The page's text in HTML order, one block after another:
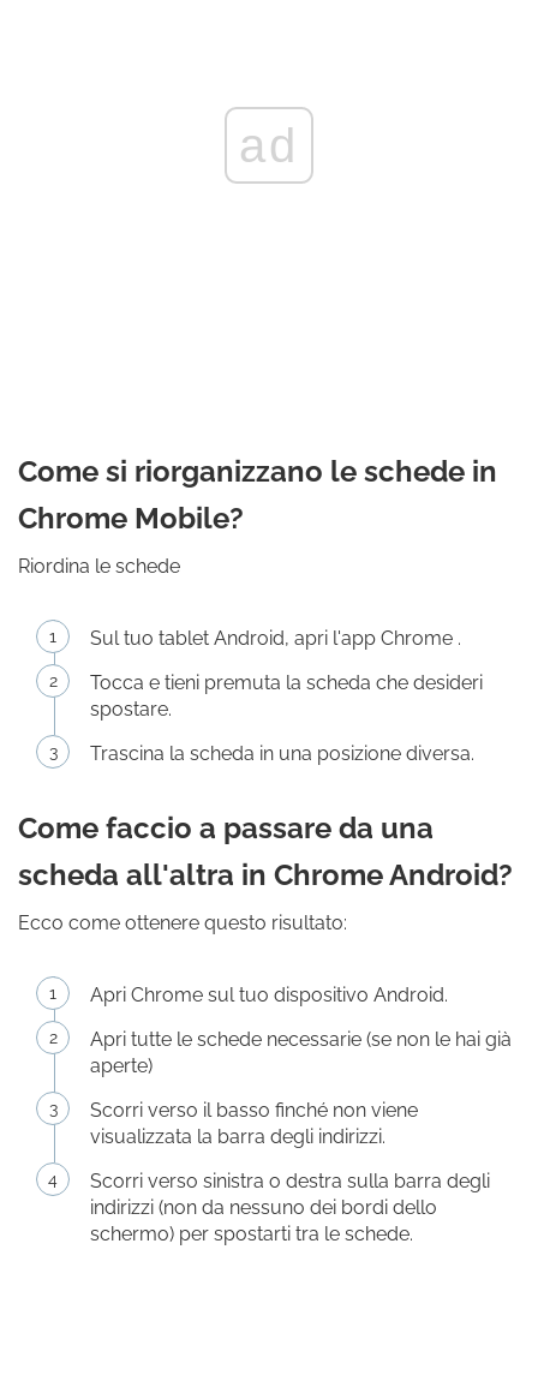
ad
Come si riorganizzano le schede in
Chrome Mobile?
Riordina le schede
Sul tuo tablet Android, apri l'app Chrome .
Tocca e tieni premuta la scheda che desideri
spostare.
Trascina la scheda in una posizione diversa.
Come faccio a passare da una
scheda all'altra in Chrome Android?
Ecco come ottenere questo risultato:
Apri Chrome sul tuo dispositivo Android.
Apri tutte le schede necessarie (se non le hai già
aperte)
Scorri verso il basso finché non viene
visualizzata la barra degli indirizzi.
Scorri verso sinistra o destra sulla barra degli
indirizzi (non da nessuno dei bordi dello
schermo) per spostarti tra le schede.